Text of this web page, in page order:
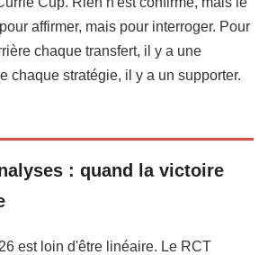
affirmer, mais pour interroger. Pour
chaque transfert, il y a une
chaque stratégie, il y a un supporter.
: quand la victoire
est loin d'être linéaire. Le RCT